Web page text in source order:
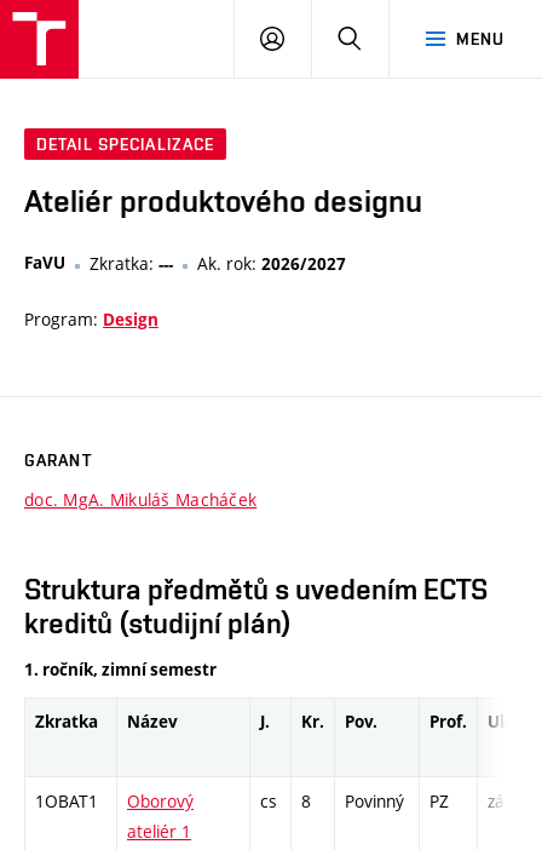
MENU
PŘIHLÁSIT
DETAIL SPECIALIZACE
Ateliér produktového designu
FaVU Zkratka: --- Ak. rok: 2026/2027
Program: Design
GARANT
doc. MgA. Mikuláš Macháček
Struktura předmětů s uvedením ECTS
kreditů (studijní plán)
1. ročník, zimní semestr
Zkratka Název J. Kr. Pov. Prof. Uk.
1OBAT1
Oborový
ateliér 1
cs 8 Povinný PZ zá